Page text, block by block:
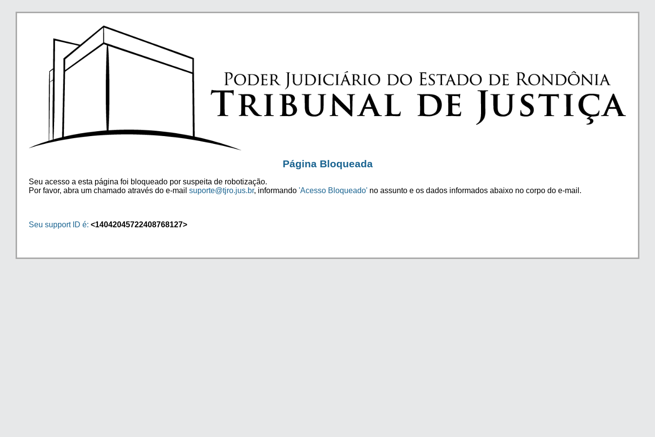
Página Bloqueada
Seu acesso a esta página foi bloqueado por suspeita de robotização.
Por favor, abra um chamado através do e-mail suporte@tjro.jus.br, informando 'Acesso Bloqueado' no assunto e os dados informados abaixo no corpo do e-mail.
Seu support ID é: <14042045722408768127>